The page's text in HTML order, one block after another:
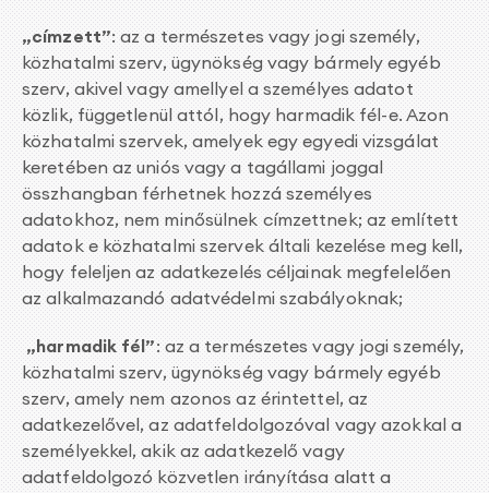
„címzett”: az a természetes vagy jogi személy,
közhatalmi szerv, ügynökség vagy bármely egyéb
szerv, akivel vagy amellyel a személyes adatot
közlik, függetlenül attól, hogy harmadik fél-e. Azon
közhatalmi szervek, amelyek egy egyedi vizsgálat
keretében az uniós vagy a tagállami joggal
összhangban férhetnek hozzá személyes
adatokhoz, nem minősülnek címzettnek; az említett
adatok e közhatalmi szervek általi kezelése meg kell,
hogy feleljen az adatkezelés céljainak megfelelően
az alkalmazandó adatvédelmi szabályoknak;
„harmadik fél”: az a természetes vagy jogi személy,
közhatalmi szerv, ügynökség vagy bármely egyéb
szerv, amely nem azonos az érintettel, az
adatkezelővel, az adatfeldolgozóval vagy azokkal a
személyekkel, akik az adatkezelő vagy
adatfeldolgozó közvetlen irányítása alatt a